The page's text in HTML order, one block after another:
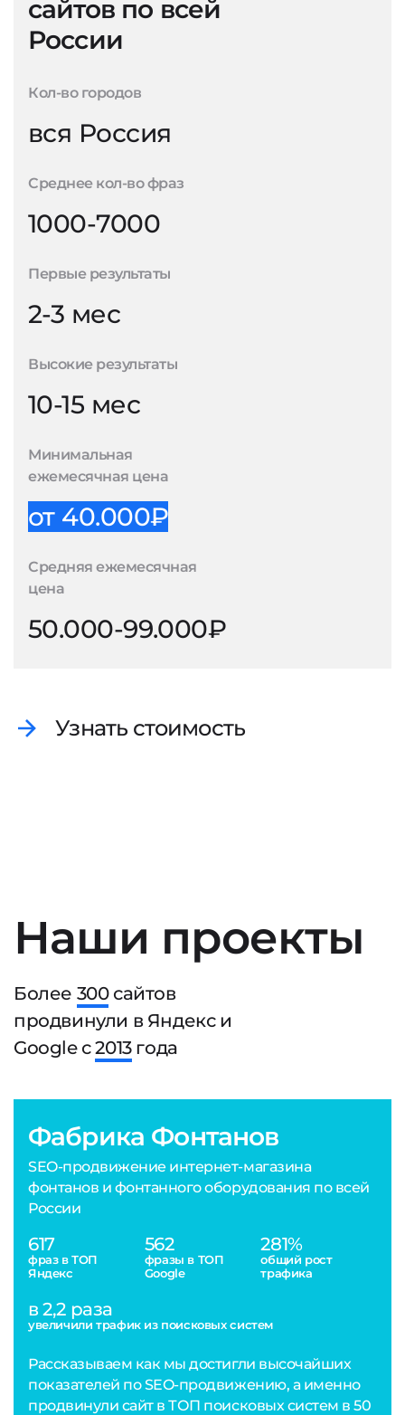
сайтов по всей
России
Кол-во городов
вся Россия
Среднее кол-во фраз
1000-7000
Первые результаты
2-3 мес
Высокие результаты
10-15 мес
Минимальная
ежемесячная цена
от 40.000₽
Средняя ежемесячная
цена
50.000-99.000₽
Узнать стоимость
Наши проекты
Более 300сайтов
продвинули в Яндекс и
Google с2013года
Фабрика Фонтанов
SEO-продвижение интернет-магазина
фонтанов и фонтанного оборудования по всей
России
617
фраз в ТОП
Яндекс
562
фразы в ТОП
Google
281%
общий рост
трафика
в 2,2 раза
увеличили трафик из поисковых систем
Рассказываем как мы достигли высочайших
показателей по SEO-продвижению, а именно
продвинули сайт в ТОП поисковых систем в 50